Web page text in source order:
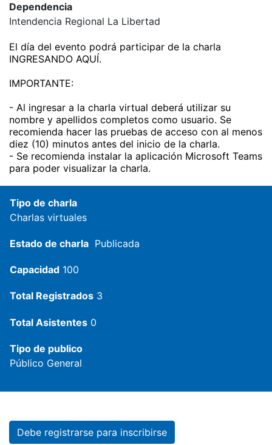
Dependencia
Intendencia Regional La Libertad
El día del evento podrá participar de la charla
INGRESANDO AQUÍ.
IMPORTANTE:
- Al ingresar a la charla virtual deberá utilizar su
nombre y apellidos completos como usuario. Se
recomienda hacer las pruebas de acceso con al menos
diez (10) minutos antes del inicio de la charla.
- Se recomienda instalar la aplicación Microsoft Teams
para poder visualizar la charla.
Tipo de charla
Charlas virtuales
Estado de charla Publicada
Capacidad 100
Total Registrados 3
Total Asistentes 0
Tipo de publico
Público General
Debe registrarse para inscribirse